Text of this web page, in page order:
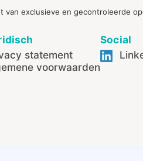
van exclusieve en gecontroleerde
statement
voorwaarden
Social